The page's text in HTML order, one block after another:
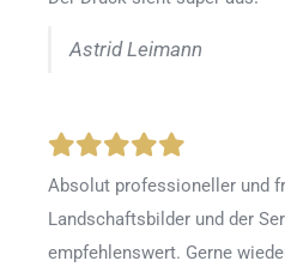
Astrid Leimann
Absolut professioneller und
Landschaftsbilder und der
empfehlenswert. Gerne